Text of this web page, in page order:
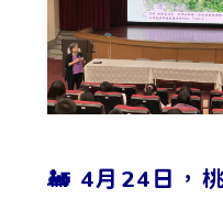
🚂 4月24日，